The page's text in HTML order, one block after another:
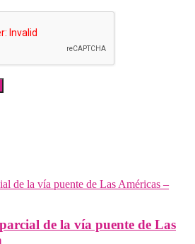
de la vía puente de Las